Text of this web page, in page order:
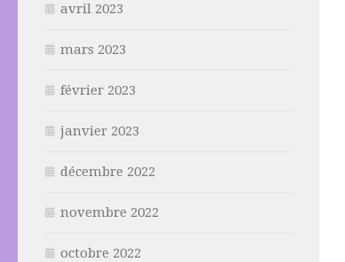
avril 2023
mars 2023
février 2023
janvier 2023
décembre 2022
novembre 2022
octobre 2022